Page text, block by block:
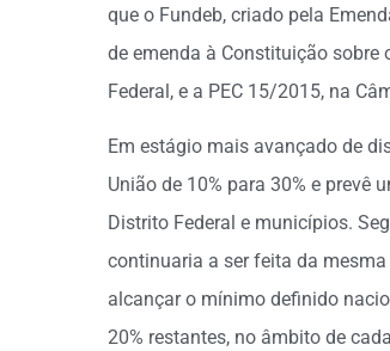
que o Fundeb, criado pela
de emenda à Constituição sobre
Federal, e a PEC 15/2015, na
Em estágio mais avançado de
União de 10% para 30% e
Distrito Federal e municípios.
continuaria a ser feita da
alcançar o mínimo definido
20% restantes, no âmbito de